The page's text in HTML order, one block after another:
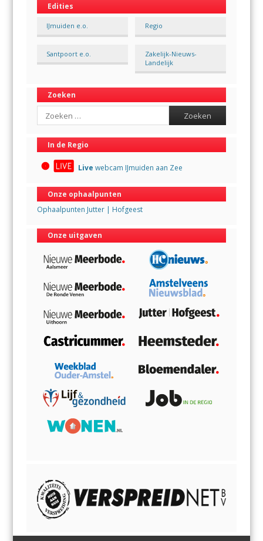
Edities
IJmuiden e.o. Regio
Santpoort e.o.
Zakelijk-Nieuws-
Landelijk
Zoeken
Search
In de Regio
Live webcam IJmuiden aan Zee
Onze ophaalpunten
Ophaalpunten Jutter | Hofgeest
Onze uitgaven